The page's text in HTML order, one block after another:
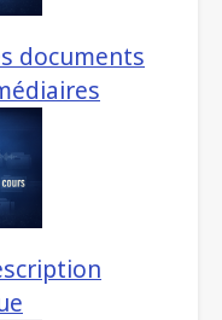
documents